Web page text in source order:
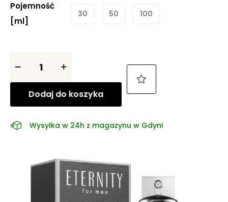
Pojemność
[ml]
30 50 100
Dodaj do koszyka
Wysyłka w 24h z magazynu w Gdyni